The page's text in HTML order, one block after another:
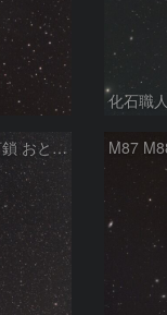
化石職人
マルカリアンの銀河鎖 おとめ座・ かみのけ座の銀河